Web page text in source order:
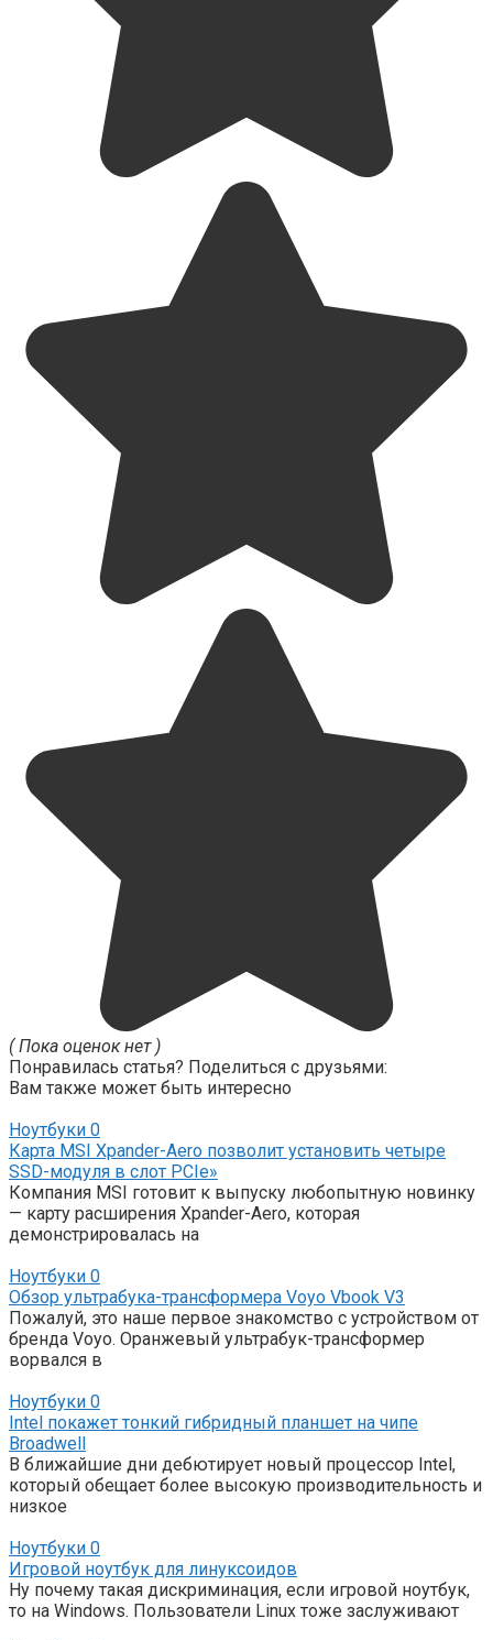
( Пока оценок нет )
Понравилась статья? Поделиться с друзьями:
Вам также может быть интересно
Ноутбуки 0
Карта MSI Xpander-Aero позволит установить четыре
SSD-модуля в слот PCIe»
Компания MSI готовит к выпуску любопытную новинку
— карту расширения Xpander-Aero, которая
демонстрировалась на
Ноутбуки 0
Обзор ультрабука-трансформера Voyo Vbook V3
Пожалуй, это наше первое знакомство с устройством от
бренда Voyo. Оранжевый ультрабук-трансформер
ворвался в
Ноутбуки 0
Intel покажет тонкий гибридный планшет на чипе
Broadwell
В ближайшие дни дебютирует новый процессор Intel,
который обещает более высокую производительность и
низкое
Ноутбуки 0
Игровой ноутбук для линуксоидов
Ну почему такая дискриминация, если игровой ноутбук,
то на Windows. Пользователи Linux тоже заслуживают